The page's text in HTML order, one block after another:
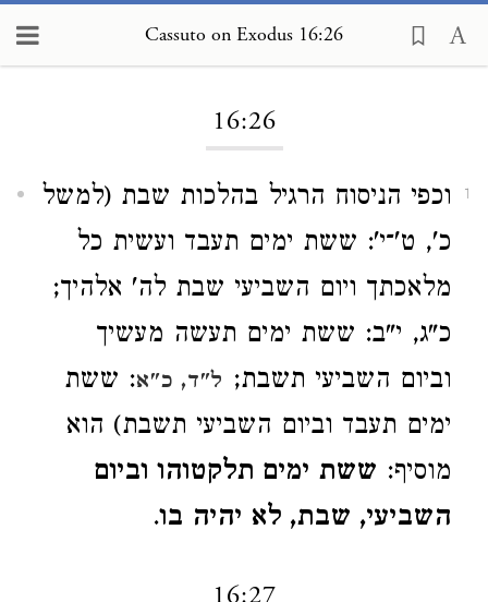
Cassuto on Exodus 16:26
16:26
1
וכפי הניסוח הרגיל בהלכות שבת (למשל
כ', ט'־י': ששת ימים תעבד ועשית כל
מלאכתך ויום השביעי שבת לה' אלהיך;
כ"ג, י"ב: ששת ימים תעשה מעשיך
וביום השביעי תשבת; ל"ד, כ"א: ששת
ימים תעבד וביום השביעי תשבת) הוא
מוסיף: ששת ימים תלקטוהו וביום
השביעי, שבת, לא יהיה בו.